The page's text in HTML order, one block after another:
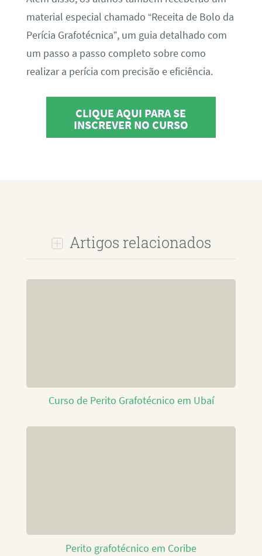
material especial chamado “Receita de Bolo da
Perícia Grafotécnica”, um guia detalhado com
um passo a passo completo sobre como
realizar a perícia com precisão e eficiência.
CLIQUE AQUI PARA SE
INSCREVER NO CURSO
Artigos relacionados
Curso de Perito Grafotécnico em Ubaí
Perito grafotécnico em Coribe